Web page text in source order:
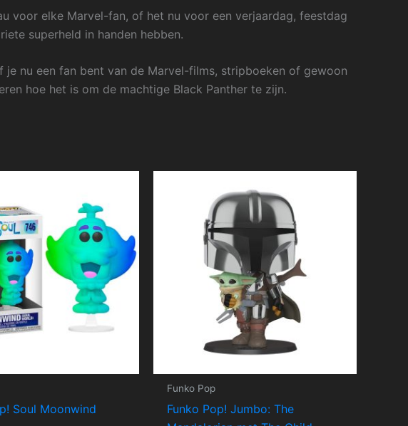
voor elke Marvel-fan, of het nu voor een verjaardag, feestdag
superheld in handen hebben.
nu een fan bent van de Marvel-films, stripboeken of gewoon
hoe het is om de machtige Black Panther te zijn.
Soul Moonwind
Funko Pop
Funko Pop! Jumbo: The